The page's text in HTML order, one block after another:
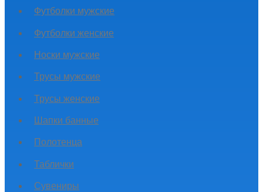
Футболки мужские
Футболки женские
Носки мужские
Трусы мужские
Трусы женские
Шапки банные
Полотенца
Таблички
Сувениры